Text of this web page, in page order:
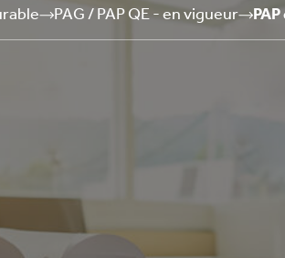
PAG / PAP QE - en vigueur